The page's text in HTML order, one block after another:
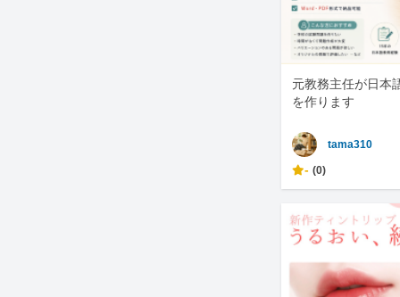
元教務主任が日本
を作ります
tama310
- (0)